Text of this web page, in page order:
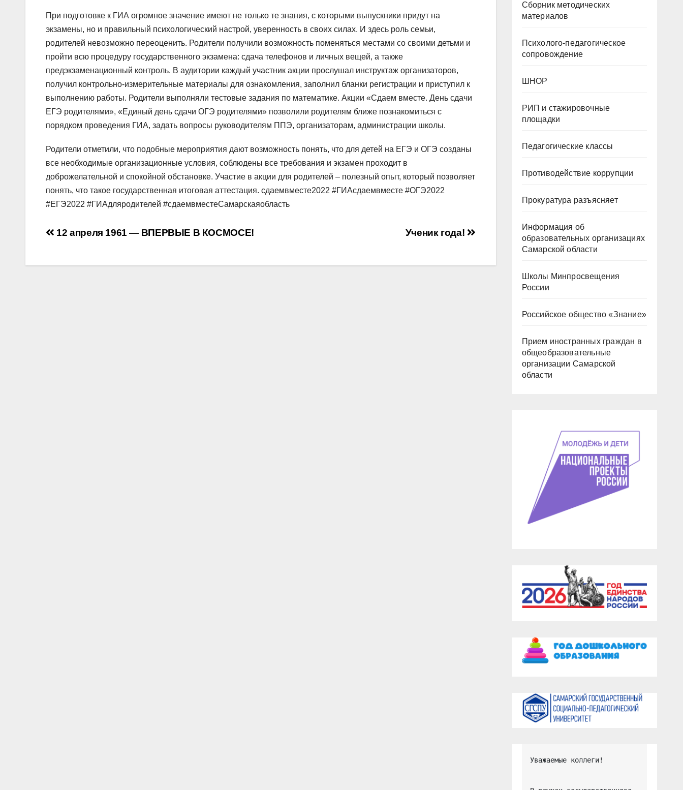
При подготовке к ГИА огромное значение имеют не только те знания, с которыми выпускники придут на
экзамены, но и правильный психологический настрой, уверенность в своих силах. И здесь роль семьи,
родителей невозможно переоценить. Родители получили возможность поменяться местами со своими детьми и
пройти всю процедуру государственного экзамена: сдача телефонов и личных вещей, а также
предэкзаменационный контроль. В аудитории каждый участник акции прослушал инструктаж организаторов,
получил контрольно-измерительные материалы для ознакомления, заполнил бланки регистрации и приступил к
выполнению работы. Родители выполняли тестовые задания по математике. Акции «Сдаем вместе. День сдачи
ЕГЭ родителями», «Единый день сдачи ОГЭ родителями» позволили родителям ближе познакомиться с
порядком проведения ГИА, задать вопросы руководителям ППЭ, организаторам, администрации школы.
Родители отметили, что подобные мероприятия дают возможность понять, что для детей на ЕГЭ и ОГЭ созданы
все необходимые организационные условия, соблюдены все требования и экзамен проходит в
доброжелательной и спокойной обстановке. Участие в акции для родителей – полезный опыт, который позволяет
понять, что такое государственная итоговая аттестация. сдаемвместе2022 #ГИАсдаемвместе #ОГЭ2022
#ЕГЭ2022 #ГИАдляродителей #сдаемвместеСамарскаяобласть
Навигация
Ученик года!
12 апреля 1961 — ВПЕРВЫЕ В КОСМОСЕ!
Сборник методических
материалов
Психолого-педагогическое
сопровождение
ШНОР
РИП и стажировочные
площадки
Педагогические классы
Противодействие коррупции
Прокуратура разъясняет
Информация об
образовательных организациях
Самарской области
Школы Минпросвещения
России
Российское общество «Знание»
Прием иностранных граждан в
общеобразовательные
организации Самарской
области
Уважаемые коллеги!